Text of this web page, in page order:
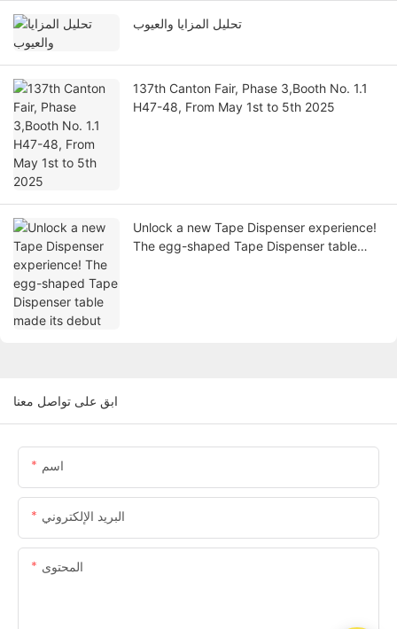
تحليل المزايا والعيوب
137th Canton Fair, Phase 3,Booth No. 1.1
H47-48, From May 1st to 5th 2025
Unlock a new Tape Dispenser experience!
The egg-shaped Tape Dispenser table
ابق على تواصل معنا
اسم
البريد الإلكتروني
المحتوى